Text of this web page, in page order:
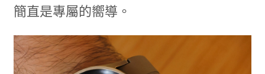
簡直是專屬的嚮導。